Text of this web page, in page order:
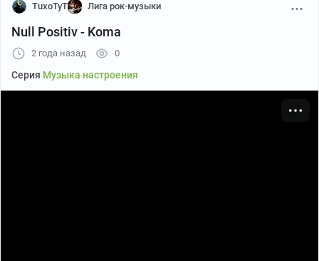
TuxoTyT Лига рок-музыки
Null Positiv - Koma
2 года назад 0
Серия Музыка настроения